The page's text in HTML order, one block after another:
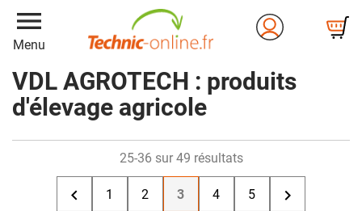
menu
Menu
VDL AGROTECH : produits
d'élevage agricole
25-36 sur 49 résultats
 1 2 3 4 5 